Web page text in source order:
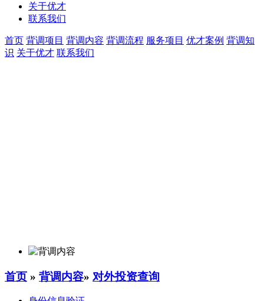
关于优才
联系我们
首页 背调项目 背调内容 背调流程 服务项目 优才案例 背调知
识 关于优才 联系我们
首页 » 背调内容» 对外投资查询